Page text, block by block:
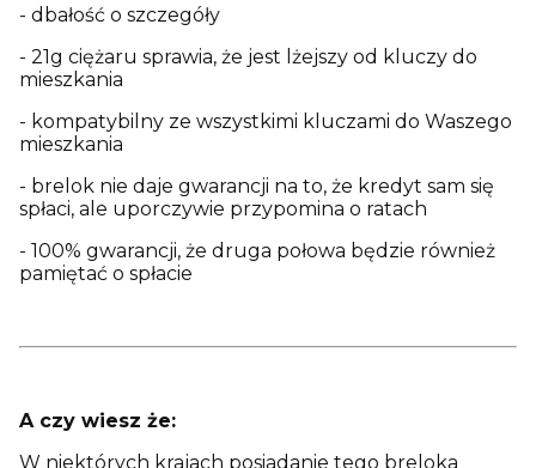
- dbałość o szczegóły
- 21g ciężaru sprawia, że jest lżejszy od kluczy do
mieszkania
- kompatybilny ze wszystkimi kluczami do Waszego
mieszkania
- brelok nie daje gwarancji na to, że kredyt sam się
spłaci, ale uporczywie przypomina o ratach
- 100% gwarancji, że druga połowa będzie również
pamiętać o spłacie
A czy wiesz że:
W niektórych krajach posiadanie tego breloka